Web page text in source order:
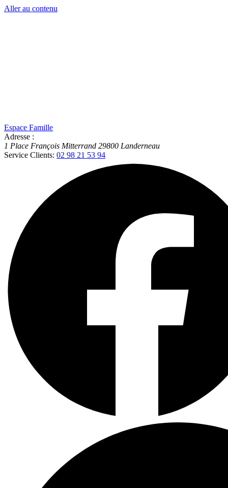
Aller au contenu
Espace Famille
Adresse :
1 Place François Mitterrand 29800 Landerneau
Service Clients: 02 98 21 53 94